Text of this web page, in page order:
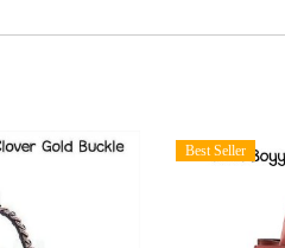
Best Seller